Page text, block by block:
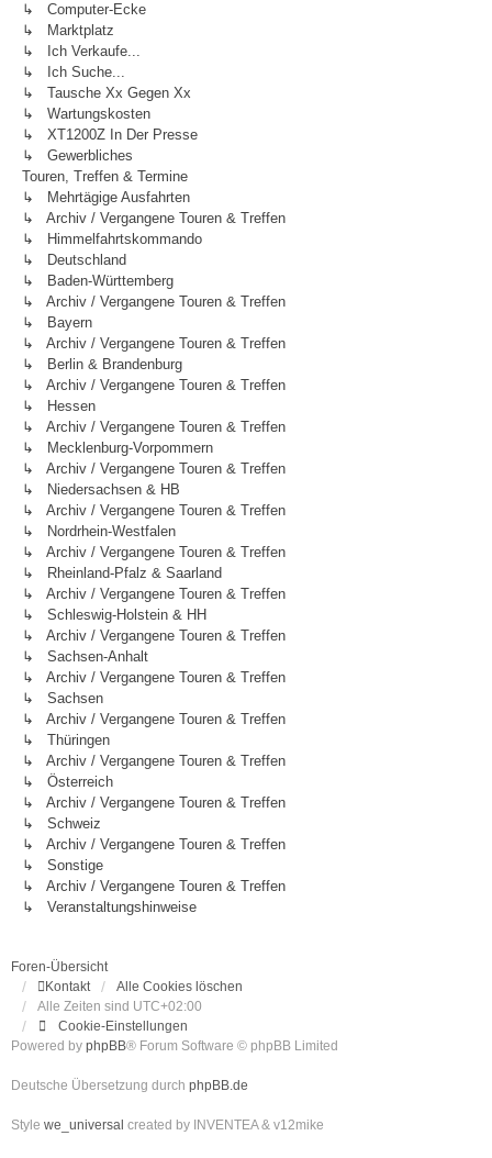
↳ Computer-Ecke
↳ Marktplatz
↳ Ich Verkaufe...
↳ Ich Suche...
↳ Tausche Xx Gegen Xx
↳ Wartungskosten
↳ XT1200Z In Der Presse
↳ Gewerbliches
Touren, Treffen & Termine
↳ Mehrtägige Ausfahrten
↳ Archiv / Vergangene Touren & Treffen
↳ Himmelfahrtskommando
↳ Deutschland
↳ Baden-Württemberg
↳ Archiv / Vergangene Touren & Treffen
↳ Bayern
↳ Archiv / Vergangene Touren & Treffen
↳ Berlin & Brandenburg
↳ Archiv / Vergangene Touren & Treffen
↳ Hessen
↳ Archiv / Vergangene Touren & Treffen
↳ Mecklenburg-Vorpommern
↳ Archiv / Vergangene Touren & Treffen
↳ Niedersachsen & HB
↳ Archiv / Vergangene Touren & Treffen
↳ Nordrhein-Westfalen
↳ Archiv / Vergangene Touren & Treffen
↳ Rheinland-Pfalz & Saarland
↳ Archiv / Vergangene Touren & Treffen
↳ Schleswig-Holstein & HH
↳ Archiv / Vergangene Touren & Treffen
↳ Sachsen-Anhalt
↳ Archiv / Vergangene Touren & Treffen
↳ Sachsen
↳ Archiv / Vergangene Touren & Treffen
↳ Thüringen
↳ Archiv / Vergangene Touren & Treffen
↳ Österreich
↳ Archiv / Vergangene Touren & Treffen
↳ Schweiz
↳ Archiv / Vergangene Touren & Treffen
↳ Sonstige
↳ Archiv / Vergangene Touren & Treffen
↳ Veranstaltungshinweise
Foren-Übersicht
Kontakt
Alle Cookies löschen
Alle Zeiten sind UTC+02:00
Cookie-Einstellungen
Powered by phpBB® Forum Software © phpBB Limited
Deutsche Übersetzung durch phpBB.de
Style we_universal created by INVENTEA & v12mike